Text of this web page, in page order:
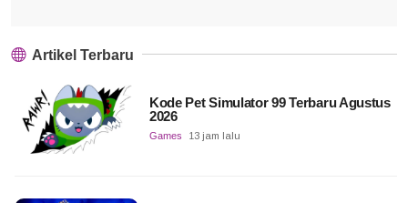
Artikel Terbaru
Kode Pet Simulator 99 Terbaru Agustus
2026
Games 13 jam lalu